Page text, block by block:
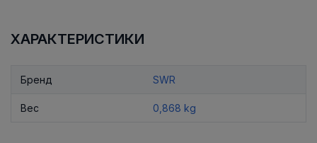
ХАРАКТЕРИСТИКИ
Бренд SWR
Вес 0,868 kg